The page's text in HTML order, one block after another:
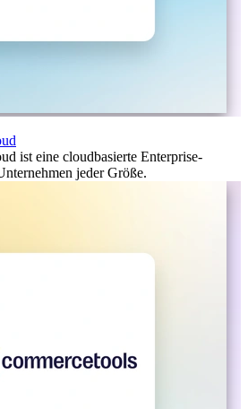
ist eine cloudbasierte Enterprise-
jeder Größe.